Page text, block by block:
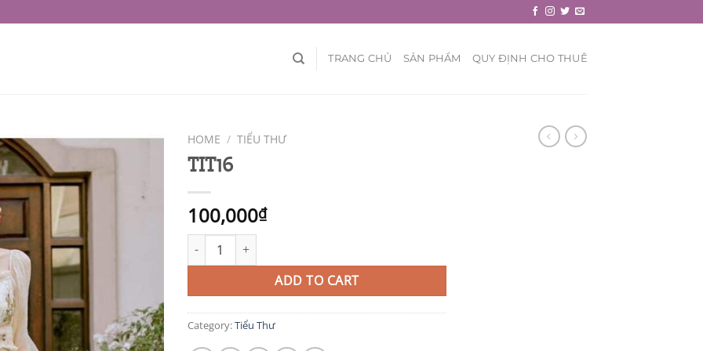
TRANG CHỦ SẢN PHẨM QUY ĐỊNH CHO THUÊ
HOME / TIỂU THƯ
TIT16
100,000₫
TIT16 quantity
ADD TO CART
Category:Tiểu Thư